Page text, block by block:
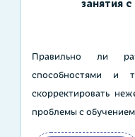
занятия
Правильно ли
способностями и
скорректировать
проблемы с